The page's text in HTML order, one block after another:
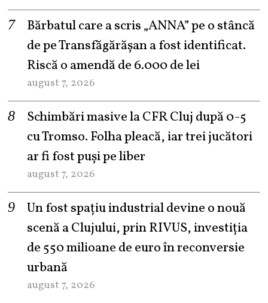
Bărbatul care a scris „ANNA” pe o stâncă
de pe Transfăgărășan a fost identificat.
Riscă o amendă de 6.000 de lei
august 7, 2026
Schimbări masive la CFR Cluj după 0-5
cu Tromso. Folha pleacă, iar trei jucători
ar fi fost puși pe liber
august 7, 2026
Un fost spațiu industrial devine o nouă
scenă a Clujului, prin RIVUS, investiția
de 550 milioane de euro în reconversie
urbană
august 7, 2026